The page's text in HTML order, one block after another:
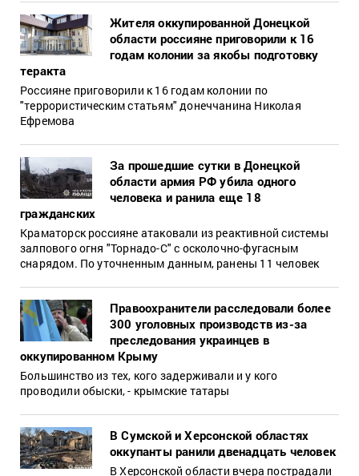
Жителя оккупированной Донецкой
области россияне приговорили к 16
годам колонии за якобы подготовку
теракта
Россияне приговорили к 16 годам колонии по
"террористическим статьям" донеччанина Николая
Ефремова
За прошедшие сутки в Донецкой
области армия РФ убила одного
человека и ранила еще 18
гражданских
Краматорск россияне атаковали из реактивной системы
залпового огня "Торнадо-С" с осколочно-фугасным
снарядом. По уточненным данным, ранены 11 человек
Правоохранители расследовали более
300 уголовных производств из-за
преследования украинцев в
оккупированном Крыму
Большинство из тех, кого задерживали и у кого
проводили обыски, - крымские татары
В Сумской и Херсонской областях
оккупанты ранили двенадцать человек
В Херсонской области вчера пострадали